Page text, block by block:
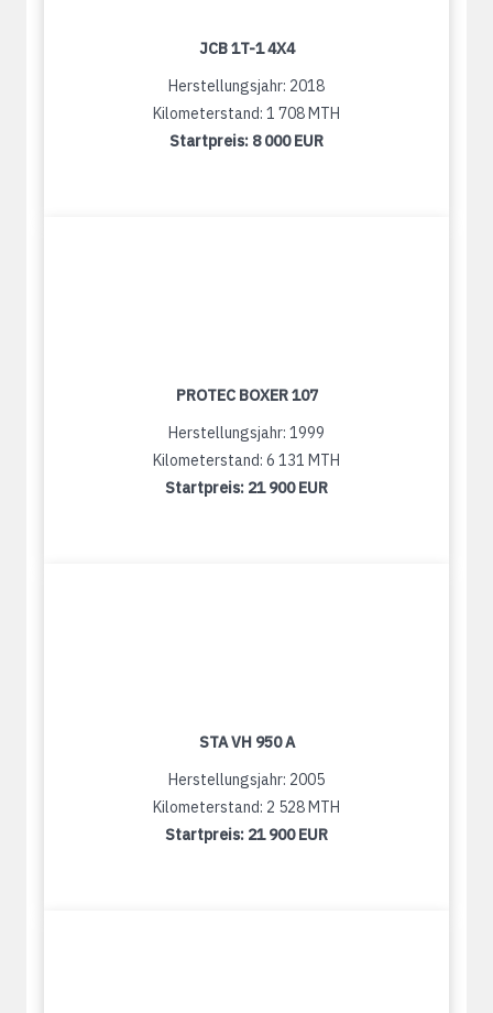
JCB 1T-1 4X4
Herstellungsjahr: 2018
Kilometerstand: 1 708 MTH
Startpreis: 8 000 EUR
PROTEC BOXER 107
Herstellungsjahr: 1999
Kilometerstand: 6 131 MTH
Startpreis: 21 900 EUR
STA VH 950 A
Herstellungsjahr: 2005
Kilometerstand: 2 528 MTH
Startpreis: 21 900 EUR